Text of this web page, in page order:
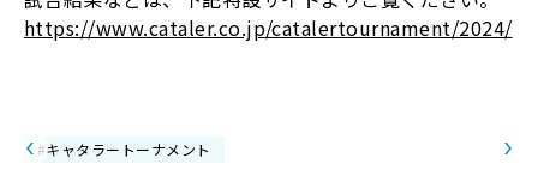
https://www.cataler.co.jp/catalertournament/2024/
#キャタラートーナメント